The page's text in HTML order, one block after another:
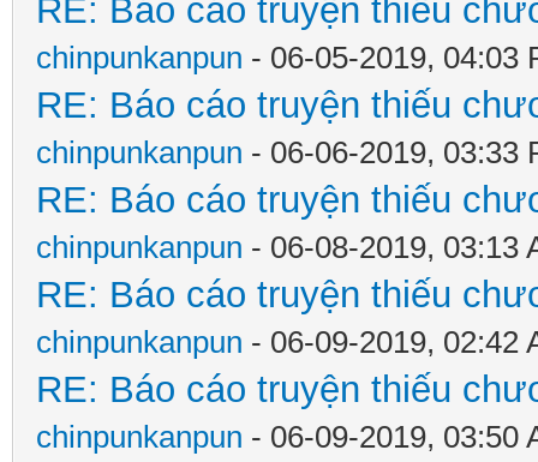
RE: Báo cáo truyện thiếu
chinpunkanpun - 06-05-2019, 04:03
RE: Báo cáo truyện thiếu
chinpunkanpun - 06-06-2019, 03:33
RE: Báo cáo truyện thiếu
chinpunkanpun - 06-08-2019, 03:13
RE: Báo cáo truyện thiếu
chinpunkanpun - 06-09-2019, 02:42
RE: Báo cáo truyện thiếu
chinpunkanpun - 06-09-2019, 03:50